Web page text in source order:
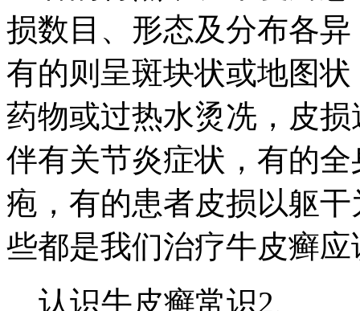
损数目、形态及分布各
有的则呈斑块状或地图
药物或过热水烫冼，皮
伴有关节炎症状，有的
疱，有的患者皮损以躯
些都是我们治疗牛皮癣
认识牛皮癣常识2、